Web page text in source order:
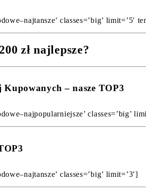
classes=’big’ limit=’5′
zł najlepsze?
Kupowanych – nasze TOP3
classes=’big’
classes=’big’ limit=’3′]